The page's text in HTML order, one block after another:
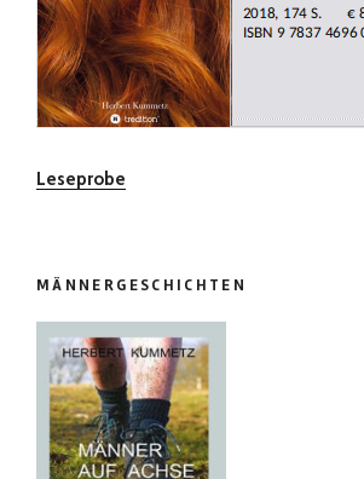
Leseprobe
MÄNNERGESCHICHTEN